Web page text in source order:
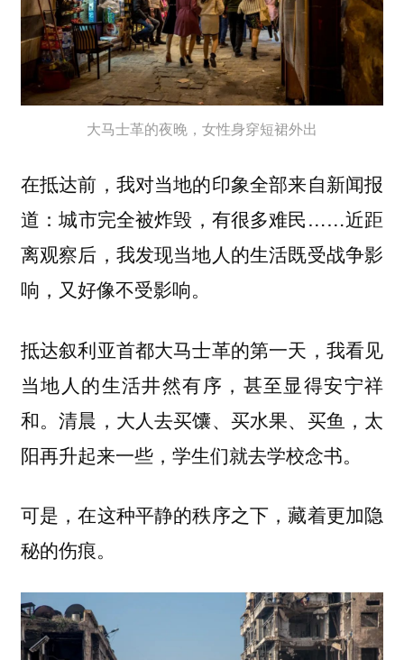
大马士革的夜晚，女性身穿短裙外出
在抵达前，我对当地的印象全部来自新闻报
道：城市完全被炸毁，有很多难民……近距
离观察后，我发现当地人的生活既受战争影
响，又好像不受影响。
抵达叙利亚首都大马士革的第一天，我看见
当地人的生活井然有序，甚至显得安宁祥
和。清晨，大人去买馕、买水果、买鱼，太
阳再升起来一些，学生们就去学校念书。
可是，在这种平静的秩序之下，藏着更加隐
秘的伤痕。